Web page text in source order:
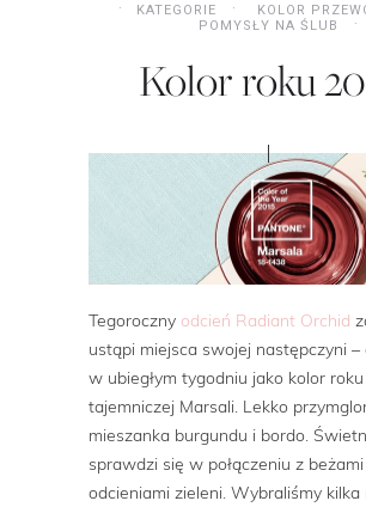
KATEGORIE
KOLOR
POMYSŁY NA ŚLUB
Kolor roku
Tegoroczny odcień Radiant Orchid
ustąpi miejsca swojej następczyni –
w ubiegłym tygodniu jako kolor
tajemniczej Marsali. Lekko
mieszanka burgundu i bordo.
sprawdzi się w połączeniu z
odcieniami zieleni. Wybraliśmy kilka